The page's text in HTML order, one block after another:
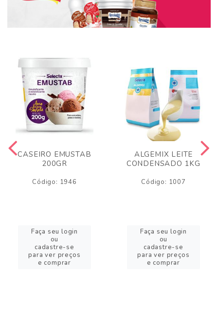
CASEIRO EMUSTAB
200GR
Código: 1946
Faça seu login
ou
cadastre-se
para ver preços
e comprar
ALGEMIX LEITE
CONDENSADO 1KG
Código: 1007
Faça seu login
ou
cadastre-se
para ver preços
e comprar